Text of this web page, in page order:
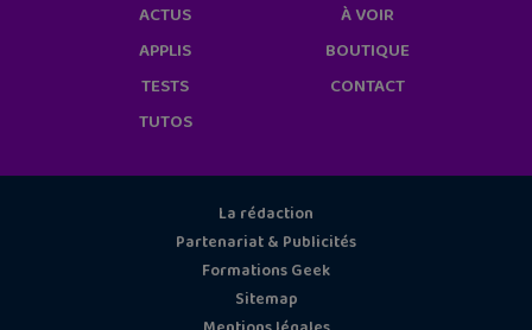
ACTUS
APPLIS
TESTS
TUTOS
À VOIR
BOUTIQUE
CONTACT
La rédaction
Partenariat & Publicités
Formations Geek
Sitemap